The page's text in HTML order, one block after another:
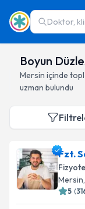
Doktor,
Boyun
Mersin içinde
uzman bulundu
Fzt.
Mersin
5 (